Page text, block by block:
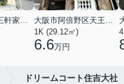
大阪市大正区三軒家東４丁目
大阪市阿倍野区天王寺町南２丁目
1K (29.12㎡)
6.6万円
ドリームコート住吉大社